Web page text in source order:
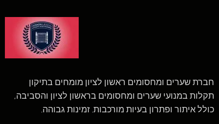
חברת שערים ומחסומים ראשון לציון מומחים בתיקון
תקלות במנועי שערים ומחסומים בראשון לציון והסביבה,
כולל איתור ופתרון בעיות מורכבות. זמינות גבוהה.